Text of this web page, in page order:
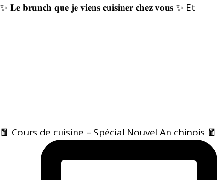
✨ 𝐋𝐞 𝐛𝐫𝐮𝐧𝐜𝐡 𝐪𝐮𝐞 𝐣𝐞 𝐯𝐢𝐞𝐧𝐬 𝐜𝐮𝐢𝐬𝐢𝐧𝐞𝐫 𝐜𝐡𝐞𝐳 𝐯𝐨𝐮𝐬 ✨ Et
🧧 Cours de cuisine – Spécial Nouvel An chinois 🧧